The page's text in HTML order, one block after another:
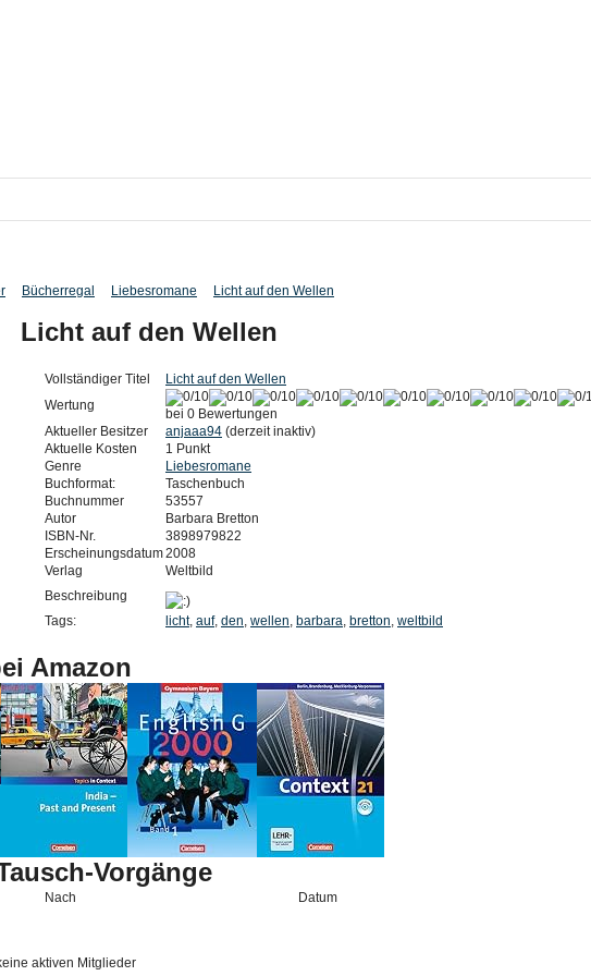
Bücherregal Liebesromane Licht auf den Wellen
Licht auf den Wellen
Vollständiger Titel
Licht auf den Wellen
Wertung
bei 0 Bewertungen
Aktueller Besitzer
anjaaa94 (derzeit inaktiv)
Aktuelle Kosten
1 Punkt
Genre
Liebesromane
Buchformat:
Taschenbuch
Buchnummer
53557
Autor
Barbara Bretton
ISBN-Nr.
3898979822
Erscheinungsdatum2008
Verlag
Weltbild
Beschreibung
Tags:
licht, auf, den, wellen, barbara, bretton, weltbild
Amazon
Vorgänge
Nach
Datum
aktiven Mitglieder